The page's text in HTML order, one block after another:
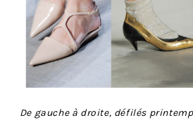
De gauche à droite, défilés